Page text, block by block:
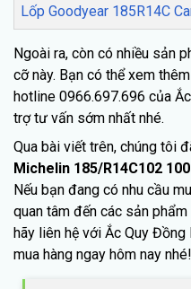
Lốp Goodyear 185R14C
Ngoài ra, còn có nhiều sản
cỡ này. Bạn có thể xem
hotline 0966.697.696 của
trợ tư vấn sớm nhất nhé.
Qua bài viết trên, chúng tôi
Michelin 185/R14C102
Nếu bạn đang có nhu cầu
quan tâm đến các sản phẩm
hãy liên hệ với Ắc Quy
mua hàng ngay hôm nay nhé!